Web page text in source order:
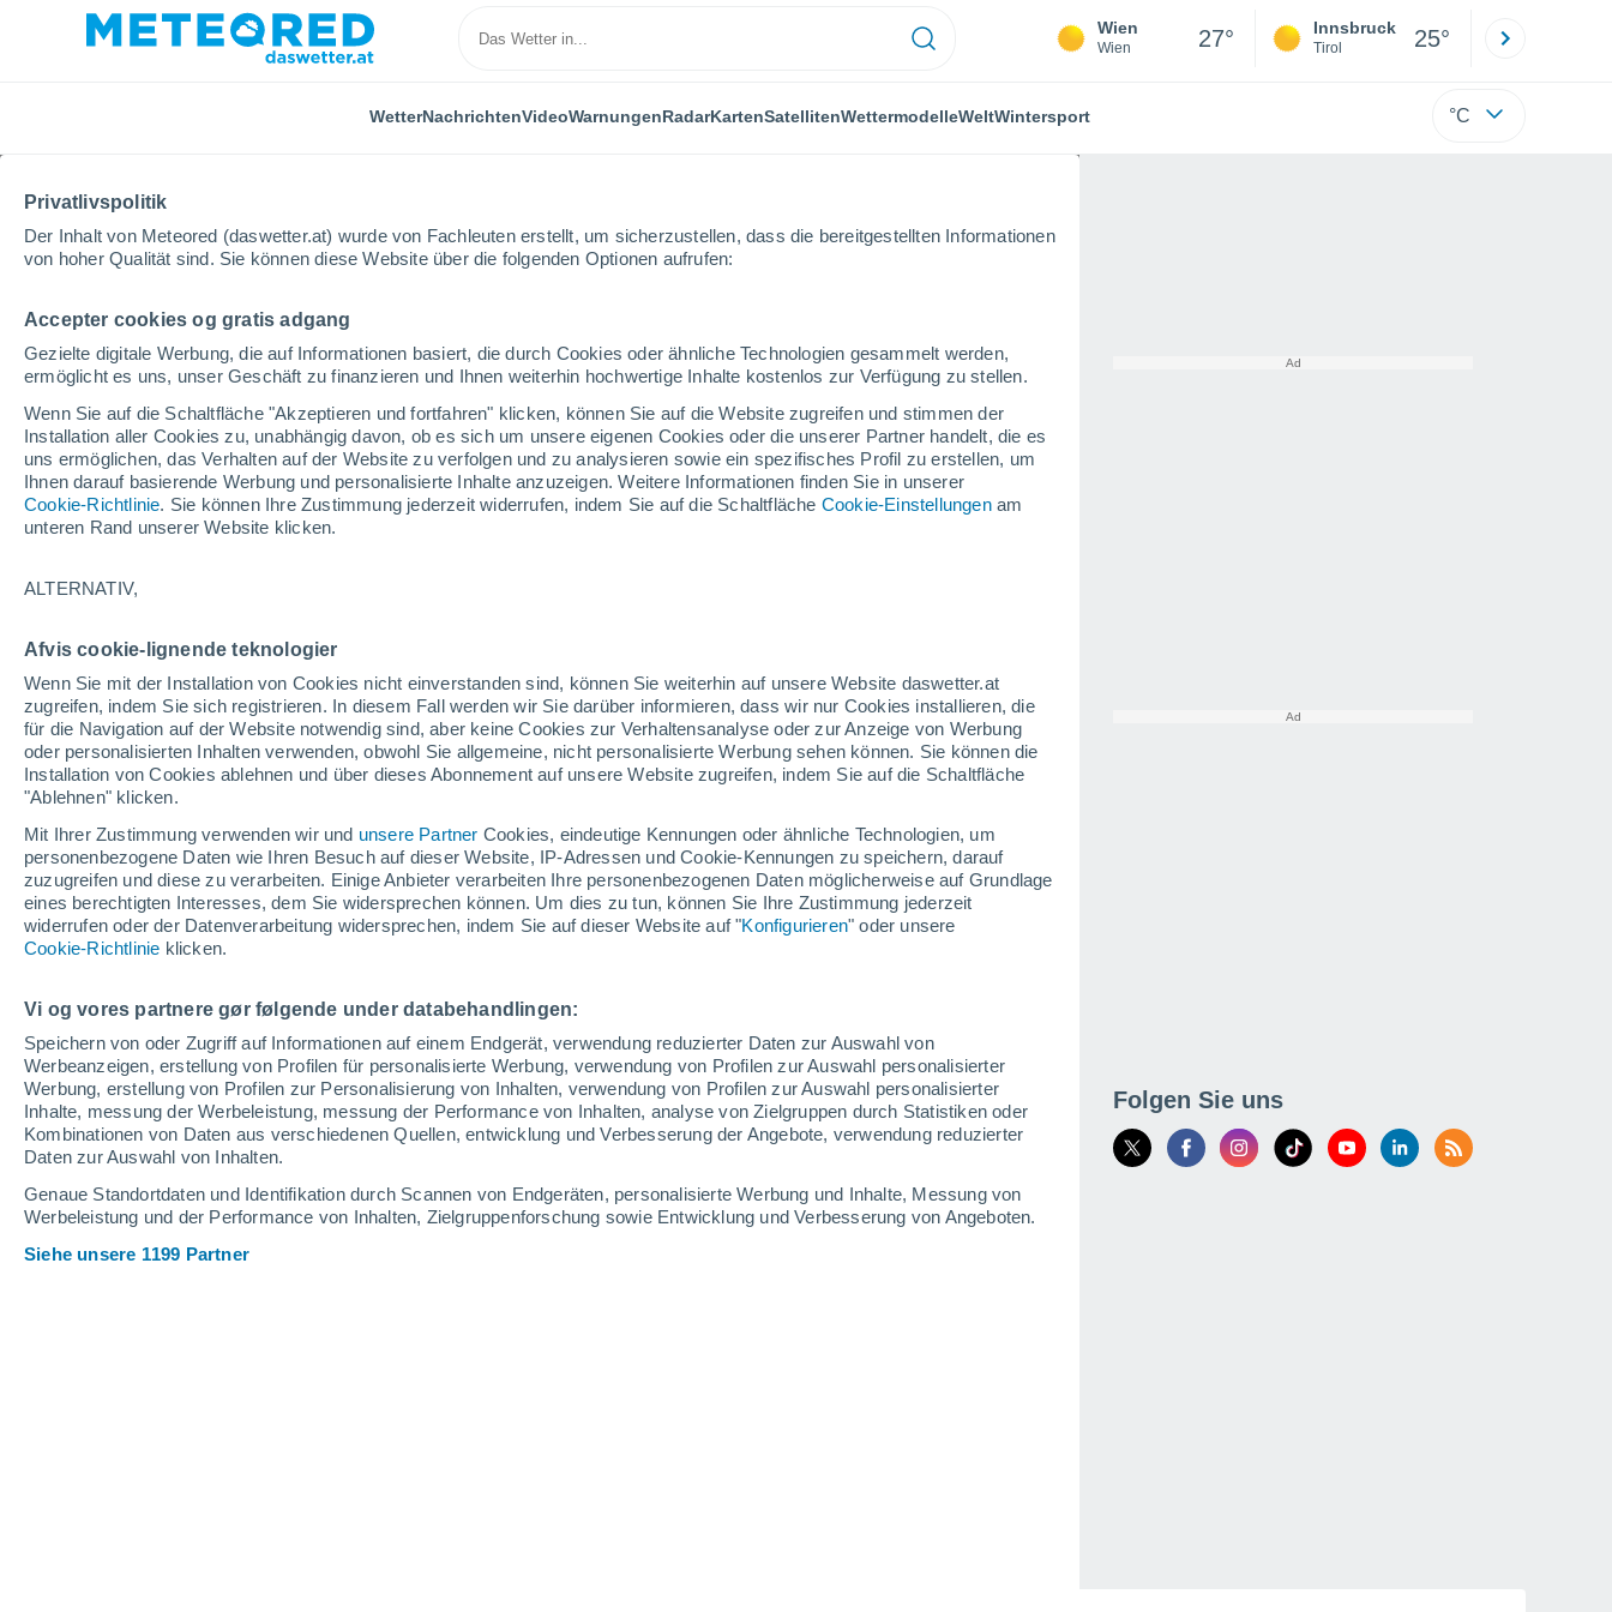
Privatlivspolitik
Der Inhalt von Meteored (daswetter.at) wurde von Fachleuten erstellt, um sicherzustellen, dass die bereitgestellten Informationen
von hoher Qualität sind. Sie können diese Website über die folgenden Optionen aufrufen:
Accepter cookies og gratis adgang
Gezielte digitale Werbung, die auf Informationen basiert, die durch Cookies oder ähnliche Technologien gesammelt werden,
ermöglicht es uns, unser Geschäft zu finanzieren und Ihnen weiterhin hochwertige Inhalte kostenlos zur Verfügung zu stellen.
Wenn Sie auf die Schaltfläche "Akzeptieren und fortfahren" klicken, können Sie auf die Website zugreifen und stimmen der
Installation aller Cookies zu, unabhängig davon, ob es sich um unsere eigenen Cookies oder die unserer Partner handelt, die es
uns ermöglichen, das Verhalten auf der Website zu verfolgen und zu analysieren sowie ein spezifisches Profil zu erstellen, um
Ihnen darauf basierende Werbung und personalisierte Inhalte anzuzeigen. Weitere Informationen finden Sie in unserer
Cookie-Richtlinie. Sie können Ihre Zustimmung jederzeit widerrufen, indem Sie auf die Schaltfläche Cookie-Einstellungenam
unteren Rand unserer Website klicken.
ALTERNATIV,
Afvis cookie-lignende teknologier
Wenn Sie mit der Installation von Cookies nicht einverstanden sind, können Sie weiterhin auf unsere Website daswetter.at
zugreifen, indem Sie sich registrieren. In diesem Fall werden wir Sie darüber informieren, dass wir nur Cookies installieren, die
für die Navigation auf der Website notwendig sind, aber keine Cookies zur Verhaltensanalyse oder zur Anzeige von Werbung
oder personalisierten Inhalten verwenden, obwohl Sie allgemeine, nicht personalisierte Werbung sehen können. Sie können die
Installation von Cookies ablehnen und über dieses Abonnement auf unsere Website zugreifen, indem Sie auf die Schaltfläche
"Ablehnen" klicken.
Mit Ihrer Zustimmung verwenden wir und unsere Partner Cookies, eindeutige Kennungen oder ähnliche Technologien, um
personenbezogene Daten wie Ihren Besuch auf dieser Website, IP-Adressen und Cookie-Kennungen zu speichern, darauf
zuzugreifen und diese zu verarbeiten. Einige Anbieter verarbeiten Ihre personenbezogenen Daten möglicherweise auf Grundlage
eines berechtigten Interesses, dem Sie widersprechen können. Um dies zu tun, können Sie Ihre Zustimmung jederzeit
widerrufen oder der Datenverarbeitung widersprechen, indem Sie auf dieser Website auf "Konfigurieren" oder unsere
Cookie-Richtlinie klicken.
Vi og vores partnere gør følgende under databehandlingen:
Speichern von oder Zugriff auf Informationen auf einem Endgerät, verwendung reduzierter Daten zur Auswahl von
Werbeanzeigen, erstellung von Profilen für personalisierte Werbung, verwendung von Profilen zur Auswahl personalisierter
Werbung, erstellung von Profilen zur Personalisierung von Inhalten, verwendung von Profilen zur Auswahl personalisierter
Inhalte, messung der Werbeleistung, messung der Performance von Inhalten, analyse von Zielgruppen durch Statistiken oder
Kombinationen von Daten aus verschiedenen Quellen, entwicklung und Verbesserung der Angebote, verwendung reduzierter
Daten zur Auswahl von Inhalten.
Genaue Standortdaten und Identifikation durch Scannen von Endgeräten, personalisierte Werbung und Inhalte, Messung von
Werbeleistung und der Performance von Inhalten, Zielgruppenforschung sowie Entwicklung und Verbesserung von Angeboten.
Siehe unsere 1199 Partner
Wien
Wien 27° Innsbruck
Tirol 25°
WetterNachrichtenVideoWarnungenRadarKartenSatellitenWettermodelleWeltWintersport °C
Home Serbien Borski
Wetter für Borski
Heute, 8. August Tageswetter Symbole
Bor
21°
Negotin
20°
Kladovo
18°
Crnajka
18°
Vlaole
Folgen Sie uns